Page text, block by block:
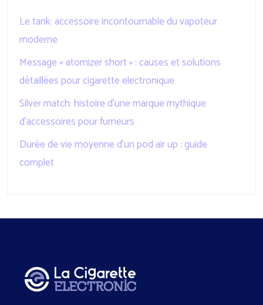
Le tank: accessoire incontournable du vapoteur
moderne
Message « atomizer short » : causes et solutions
détaillées pour cigarette electronique
Silver match: histoire d’une marque mythique
d’accessoires pour fumeurs
Durée de vie moyenne d’un pod air up : guide
complet